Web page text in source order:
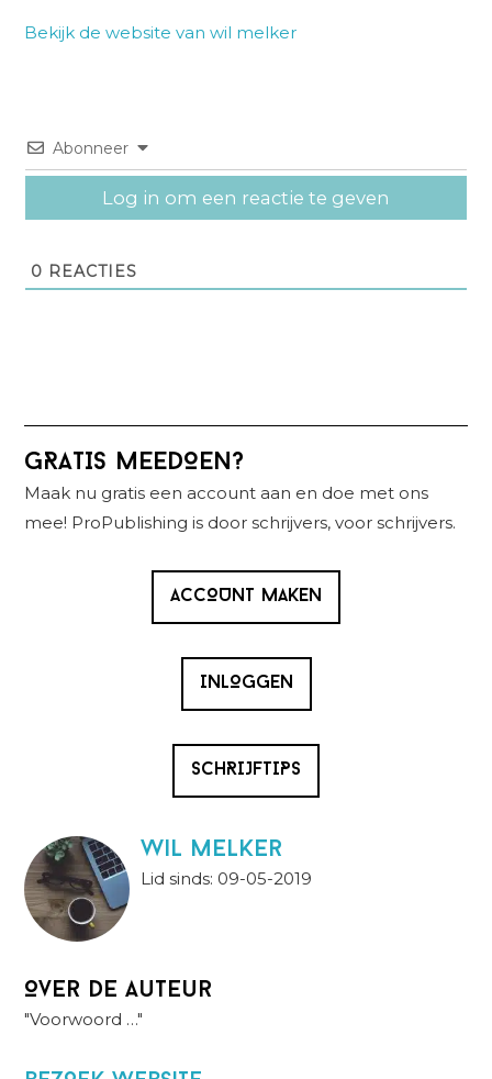
Bekijk de website van wil melker
Abonneer
Log in om een reactie te geven
0 REACTIES
Primaire
Sidebar
GRATIS MEEDOEN?
Maak nu gratis een account aan en doe met ons
mee! ProPublishing is door schrijvers, voor schrijvers.
ACCOUNT MAKEN
INLOGGEN
SCHRIJFTIPS
wil melker
Lid sinds: 09-05-2019
Over de auteur
"Voorwoord …"